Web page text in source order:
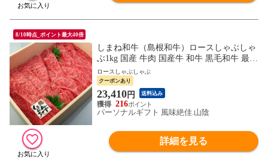
8/10時点_ポイント最大40倍
しまね和牛（島根和牛）ロースしゃぶしゃ
ぶ1kg 国産 牛肉 国産牛 和牛 黒毛和牛 最高
級 特選 厳選 送料無料（北海道・沖縄を除
く）
ロースしゃぶしゃぶ
クーポンあり
23,410円 送料込み
216
パーソナルギフト 風味絶佳.山陰
詳細を見る